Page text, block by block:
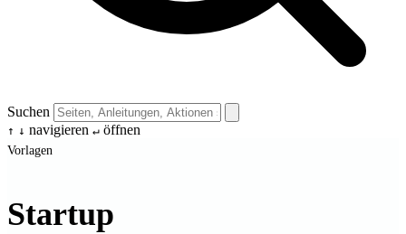
Suchen
↑ ↓ navigieren ↵ öffnen
Vorlagen
Startup